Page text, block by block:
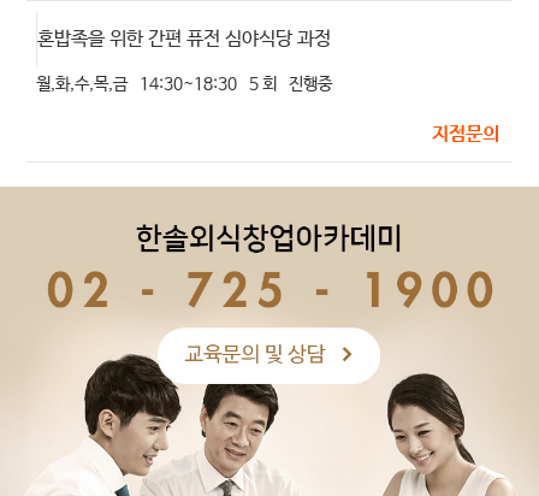
혼밥족을 위한 간편 퓨전 심야식당 과정
월,화,수,목,금 14:30~18:30 5 회
지점문의
진행중